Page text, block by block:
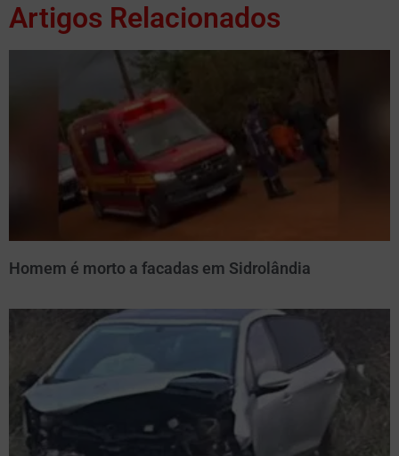
Artigos Relacionados
Homem é morto a facadas em Sidrolândia